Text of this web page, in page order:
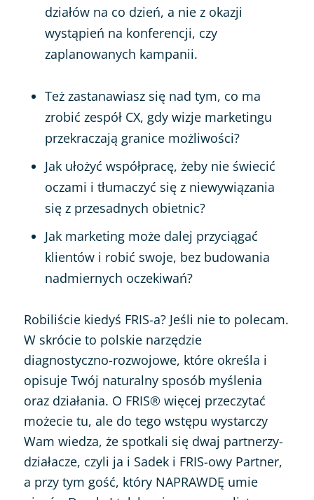
działów na co dzień, a nie z okazji
wystąpień na konferencji, czy
zaplanowanych kampanii.
Też zastanawiasz się nad tym, co ma
zrobić zespół CX, gdy wizje marketingu
przekraczają granice możliwości?
Jak ułożyć współpracę, żeby nie świecić
oczami i tłumaczyć się z niewywiązania
się z przesadnych obietnic?
Jak marketing może dalej przyciągać
klientów i robić swoje, bez budowania
nadmiernych oczekiwań?
Robiliście kiedyś FRIS-a? Jeśli nie to polecam.
W skrócie to polskie narzędzie
diagnostyczno-rozwojowe, które określa i
opisuje Twój naturalny sposób myślenia
oraz działania. O FRIS® więcej przeczytać
możecie tu, ale do tego wstępu wystarczy
Wam wiedza, że spotkali się dwaj partnerzy-
działacze, czyli ja i Sadek i FRIS-owy Partner,
a przy tym gość, który NAPRAWDĘ umie